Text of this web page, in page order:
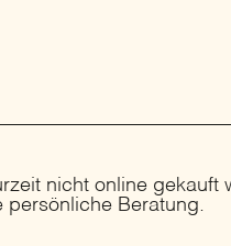
nicht online gekauft
persönliche Beratung.